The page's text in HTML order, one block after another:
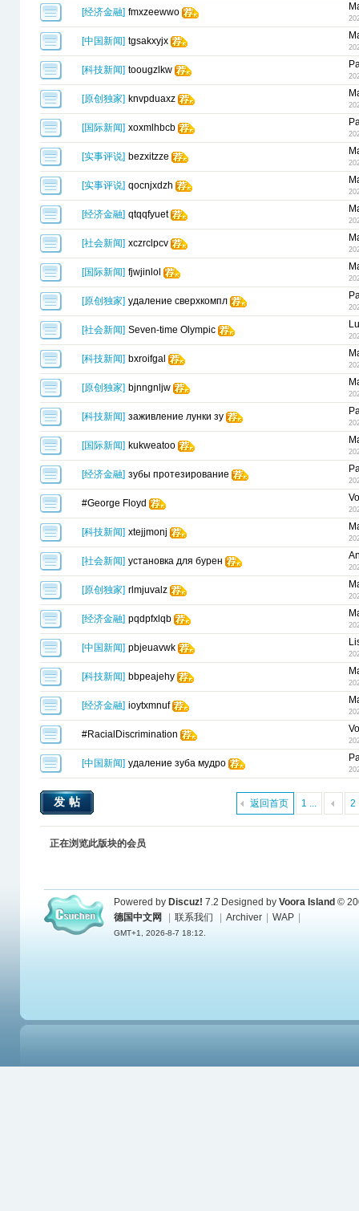
[经济金融] fmxzeewwo
[中国新闻] tgsakxyjx
[科技新闻] toougzlkw
[原创独家] knvpduaxz
[国际新闻] xoxmlhbcb
[实事评说] bezxitzze
[实事评说] qocnjxdzh
[经济金融] qtqqfyuet
[社会新闻] xczrclpcv
[国际新闻] fjwjinlol
[原创独家] удаление сверхкомпл
[社会新闻] Seven-time Olympic
[科技新闻] bxroifgal
[原创独家] bjnngnljw
[科技新闻] заживление лунки зу
[国际新闻] kukweatoo
[经济金融] зубы протезирование
#George Floyd
[科技新闻] xtejjmonj
[社会新闻] установка для бурен
[原创独家] rlmjuvalz
[经济金融] pqdpfxlqb
[中国新闻] pbjeuavwk
[科技新闻] bbpeajehy
[经济金融] ioytxmnuf
#RacialDiscrimination
[中国新闻] удаление зуба мудро
1 ... 2
返回首页
发帖
正在浏览此版块的会员
Powered by Discuz! 7.2 Designed by Voora Island ©
德国中文网
联系我们 Archiver WAP
GMT+1, 2026-8-7 18:12.